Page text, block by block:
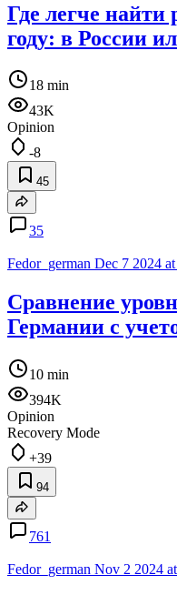
Где легче найти
году: в России
18 min
43K
Opinion
-8
45
35
Fedor_german Dec 7 2024
Сравнение
Германии с
10 min
394K
Opinion
Recovery Mode
+39
94
761
Fedor_german Nov 2 2024